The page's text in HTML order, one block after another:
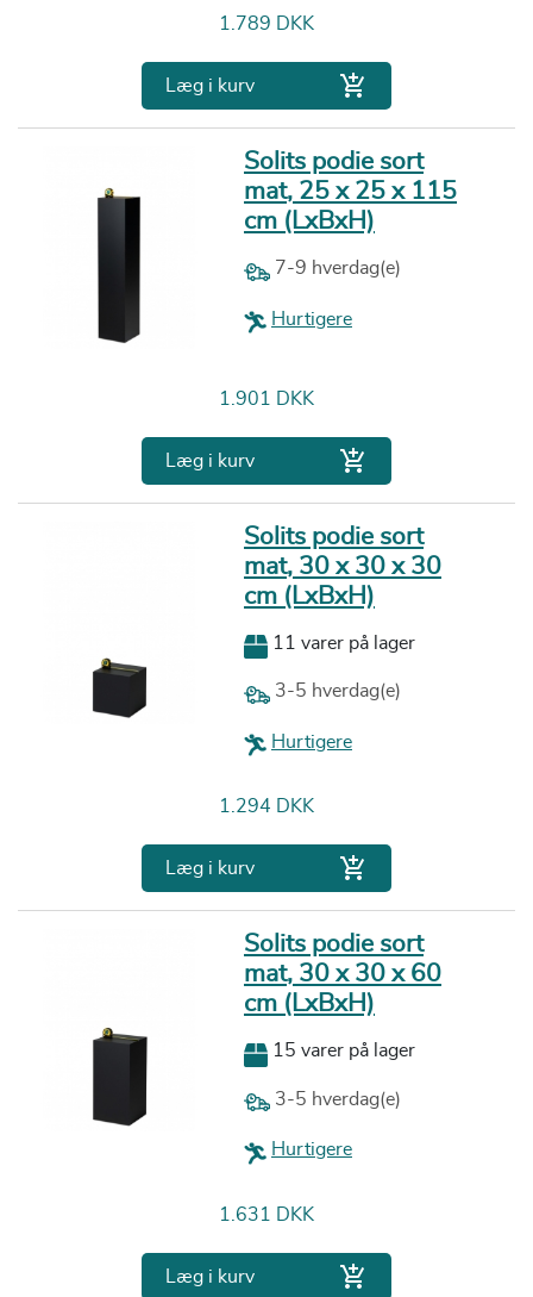
Pris
1.789 DKK
Læg i kurv 
Solits podie sort
mat, 25 x 25 x 115
cm (LxBxH)
7-9 hverdag(e)
Hurtigere
Pris
1.901 DKK
Læg i kurv 
Solits podie sort
mat, 30 x 30 x 30
cm (LxBxH)
11 varer på lager
3-5 hverdag(e)
Hurtigere
Pris
1.294 DKK
Læg i kurv 
Solits podie sort
mat, 30 x 30 x 60
cm (LxBxH)
15 varer på lager
3-5 hverdag(e)
Hurtigere
Pris
1.631 DKK
Læg i kurv 